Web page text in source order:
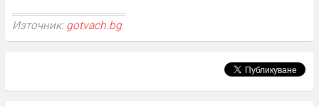
Източник: gotvach.bg